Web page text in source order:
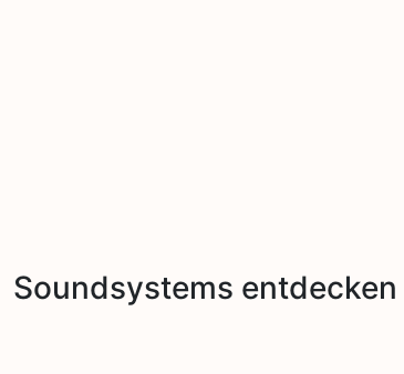
Soundsystems entdecken